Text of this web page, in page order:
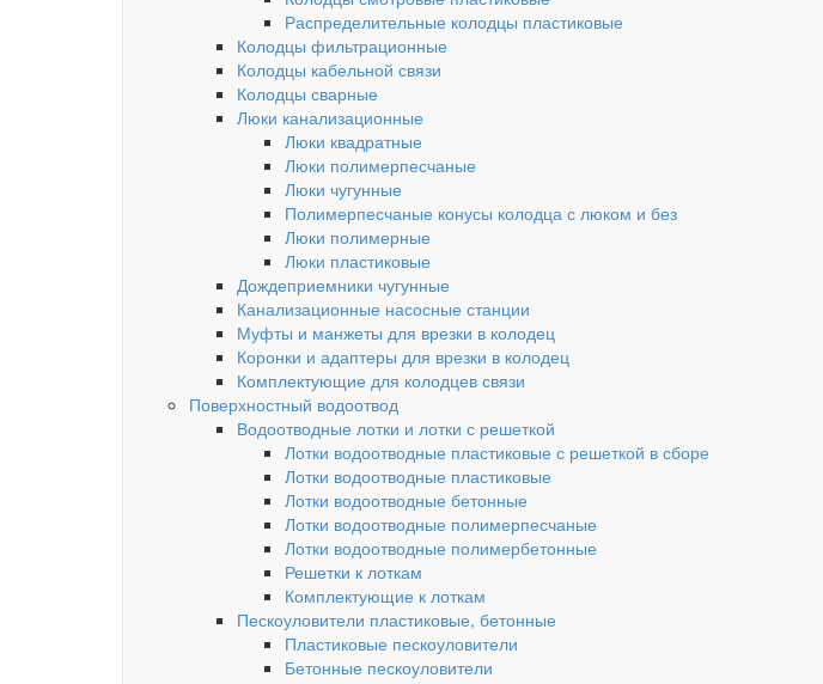
Распределительные колодцы пластиковые
Колодцы фильтрационные
Колодцы кабельной связи
Колодцы сварные
Люки канализационные
Люки квадратные
Люки полимерпесчаные
Люки чугунные
Полимерпесчаные конусы колодца с люком и без
Люки полимерные
Люки пластиковые
Дождеприемники чугунные
Канализационные насосные станции
Муфты и манжеты для врезки в колодец
Коронки и адаптеры для врезки в колодец
Комплектующие для колодцев связи
Поверхностный водоотвод
Водоотводные лотки и лотки с решеткой
Лотки водоотводные пластиковые с решеткой в сборе
Лотки водоотводные пластиковые
Лотки водоотводные бетонные
Лотки водоотводные полимерпесчаные
Лотки водоотводные полимербетонные
Решетки к лоткам
Комплектующие к лоткам
Пескоуловители пластиковые, бетонные
Пластиковые пескоуловители
Бетонные пескоуловители